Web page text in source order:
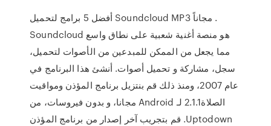
أفضل 5 برامج لتحميل Soundcloud MP3 مجاناً .
Soundcloud هو منصة أغنية شعبية على نطاق واسع
مما يجعل من الممكن للمبدعين من الأصوات لتحميل،
سجل، مشاركة و تحميل أصوات. أنشئ هذا البرنامج في
عام 2007، ومنذ ذلك ‫قم بنتزيل برنامج المؤذن ومواقيت
الصلاة2.1.1 لـ Android مجانا، و بدون فيروسات، من
Uptodown. قم بتجريب آخر إصدار من برنامج المؤذن